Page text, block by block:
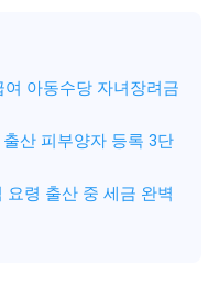
아동수당 자녀장려금
산 피부양자 등록 3단
령 출산 중 세금 완벽